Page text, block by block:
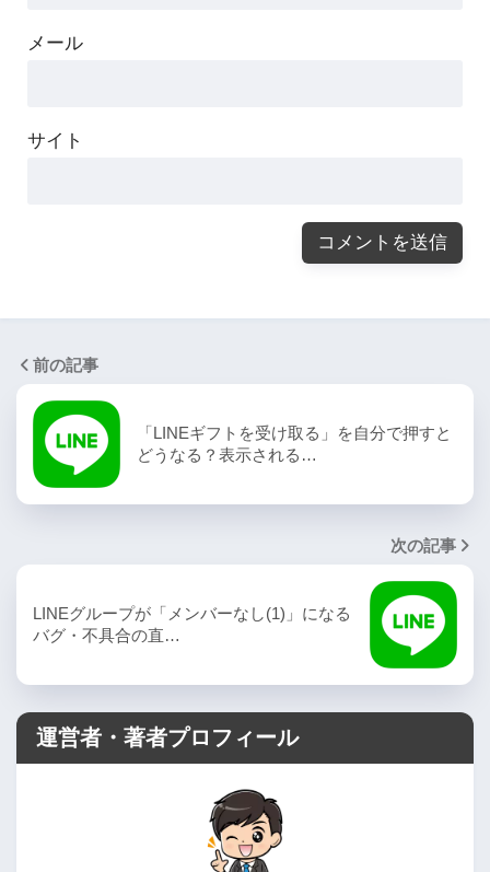
メール
サイト
前の記事
「LINEギフトを受け取る」を自分で押すと
どうなる？表示される…
次の記事
LINEグループが「メンバーなし(1)」になる
バグ・不具合の直…
運営者・著者プロフィール